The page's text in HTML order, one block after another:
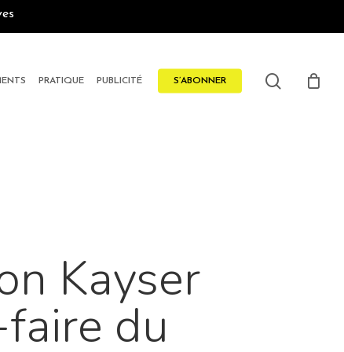
PRATIQUE PUBLICITÉ S’ABONNER search
Kayser
du